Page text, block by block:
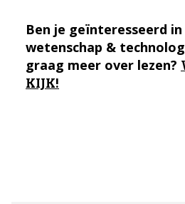
Ben je geïnteresseerd
wetenschap &
graag meer over lezen?
KIJK!